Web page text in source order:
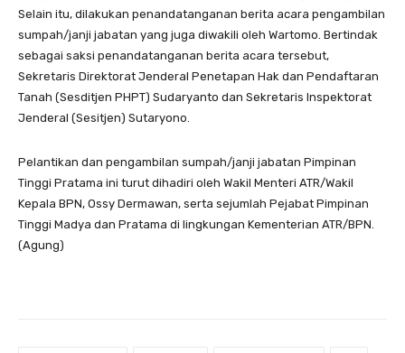
Selain itu, dilakukan penandatanganan berita acara pengambilan
sumpah/janji jabatan yang juga diwakili oleh Wartomo. Bertindak
sebagai saksi penandatanganan berita acara tersebut,
Sekretaris Direktorat Jenderal Penetapan Hak dan Pendaftaran
Tanah (Sesditjen PHPT) Sudaryanto dan Sekretaris Inspektorat
Jenderal (Sesitjen) Sutaryono.
Pelantikan dan pengambilan sumpah/janji jabatan Pimpinan
Tinggi Pratama ini turut dihadiri oleh Wakil Menteri ATR/Wakil
Kepala BPN, Ossy Dermawan, serta sejumlah Pejabat Pimpinan
Tinggi Madya dan Pratama di lingkungan Kementerian ATR/BPN.
(Agung)